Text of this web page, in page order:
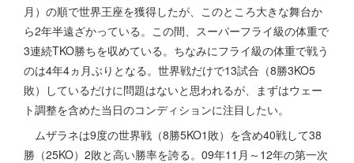
月）の順で世界王座を獲得したが、このところ大きな舞台か
ら2年半遠ざかっている。この間、スーパーフライ級の体重で
3連続TKO勝ちを収めている。ちなみにフライ級の体重で戦う
のは4年4ヵ月ぶりとなる。世界戦だけで13試合（8勝3KO5
敗）しているだけに問題はないと思われるが、まずはウェー
ト調整を含めた当日のコンディションに注目したい。
ムザラネは9度の世界戦（8勝5KO1敗）を含め40戦して38
勝（25KO）2敗と高い勝率を誇る。09年11月～12年の第一次